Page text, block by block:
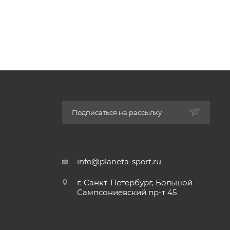
Подписаться на рассылку
info@planeta-sport.ru
г. Санкт-Петербург, Большой
Сампсониевский пр-т 45